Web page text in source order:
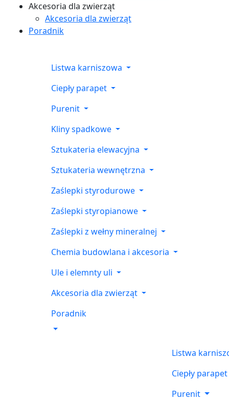
Akcesoria dla zwierząt
Akcesoria dla zwierząt
Poradnik
Listwa karniszowa
Ciepły parapet
Purenit
Kliny spadkowe
Sztukateria elewacyjna
Sztukateria wewnętrzna
Zaślepki styrodurowe
Zaślepki styropianowe
Zaślepki z wełny mineralnej
Chemia budowlana i akcesoria
Ule i elemnty uli
Akcesoria dla zwierząt
Poradnik
Listwa
Ciepły parapet
Purenit